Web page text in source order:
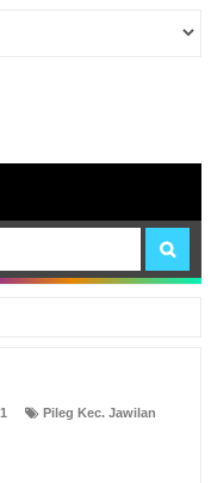
Pileg Kec. Jawilan